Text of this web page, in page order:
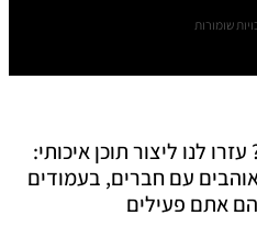
שומורות
לנו ליצור תוכן איכותי:
עם חברים, בעמודים
אתם פעילים